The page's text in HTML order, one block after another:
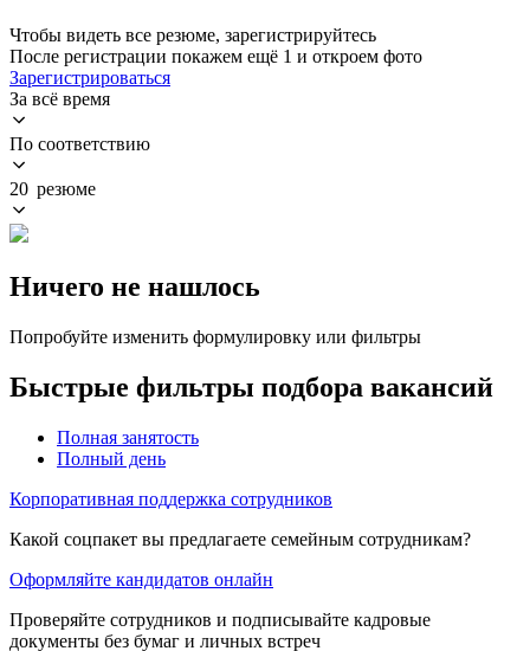
Чтобы видеть все резюме, зарегистрируйтесь
После регистрации покажем ещё 1 и откроем фото
Зарегистрироваться
За всё время
По соответствию
20 резюме
Ничего не нашлось
Попробуйте изменить формулировку или фильтры
Быстрые фильтры подбора вакансий
Полная занятость
Полный день
Корпоративная поддержка сотрудников
Какой соцпакет вы предлагаете семейным сотрудникам?
Оформляйте кандидатов онлайн
Проверяйте сотрудников и подписывайте кадровые
документы без бумаг и личных встреч